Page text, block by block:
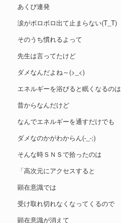
あくび連発
涙がボロボロ出て止まらない(T_T)
そのうち慣れるよって
先生は言ってたけど
ダメなんだよね～(>_<)
エネルギーを浴びると眠くなるのは
昔からなんだけど
なんでエネルギーを通すだけでも
ダメなのかがわからん(-_-;)
そんな時ＳＮＳで拾ったのは
「高次元にアクセスすると
顕在意識では
受け取れ切れなくなってくるので
顕在意識が消えて